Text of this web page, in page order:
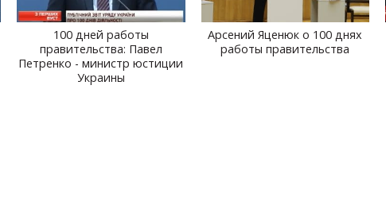
100 дней работы
правительства: Павел
Петренко - министр юстиции
Украины
Арсений Яценюк о 100 днях
работы правительства